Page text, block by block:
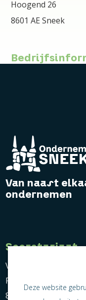
Hoogend 26
8601 AE Sneek
Van naast
ondernemen
Secretariaat
Vereniging
Postbus 464
8600 AL Sneek
Deze website